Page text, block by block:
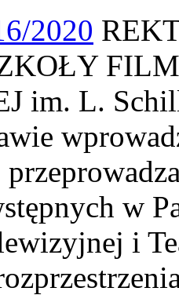
2020
im. L.
w
i